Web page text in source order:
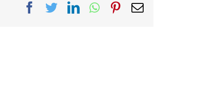
Facebook
TwitterLinkedInWhatsApp
PinterestCorreo